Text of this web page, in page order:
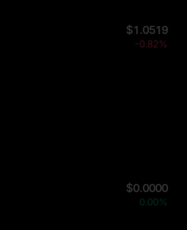
$1.0519
-0.82%
$0.0000
0.00%